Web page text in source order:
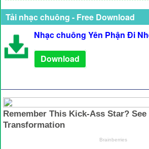
Tải nhạc chuông - Free Download
Nhạc chuông Yên Phận Đi
Download